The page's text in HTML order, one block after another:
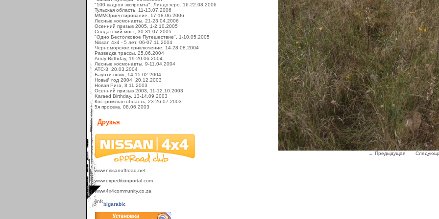
"100 кадров экспромта". Линдозеро. 16-22.08.2006
Тульская область, 11-13.07.2006
МММОриентирование. 17-18.06.2006
Лесные космонавты, 21-23.04.2006
Осенний призыв 2005, 1-2.10.2005
Солдатский мост, 30-31.07.2005
"Одно Бестолковое Путешествие", 1-10.05.2005
Nissan 4x4 - 5 лет, 06-07.11.2004
Черноморское приключение, 14-28.08.2004
Разведка трассы, 25.06.2004
Andy Birthday, 19-20.06.2004
Лесные космонавты, 9-11.04.2004
ATC-3, 20.03.2004
Баунти-пляж, 14-15.02.2004
Новый год 2004, 20.12.2003
Новая Рига, 8.11.2003
Осенний призыв 2003, 11-12.10.2003
Karaed Birthday, 13-14.09.2003
Костромская область, 23-26.07.2003
5я просека, 08.06.2003
Друзья
www.nissanoffroad.net
www.expeditionportal.com
www.4x4community.co.za
bigarabic
← Предыдущая